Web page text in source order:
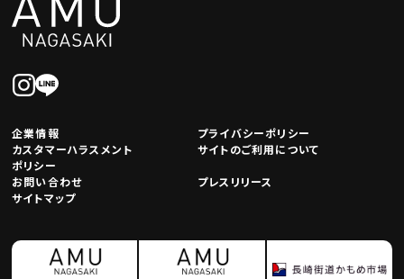
企業情報
プライバシーポリシー
カスタマーハラスメント
ポリシー
サイトのご利用について
お問い合わせ
プレスリリース
サイトマップ